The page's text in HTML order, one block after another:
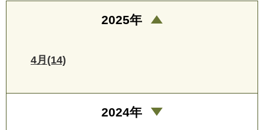
2025年
4月(14)
2024年